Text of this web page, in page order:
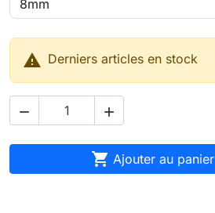
 Derniers articles en stock
 
 Ajouter au panier